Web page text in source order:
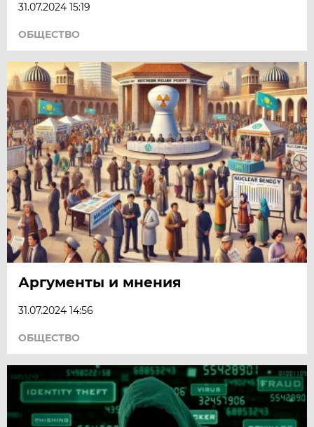
31.07.2024 15:19
ОБЩЕСТВО
Аргументы и мнения
31.07.2024 14:56
ОБЩЕСТВО